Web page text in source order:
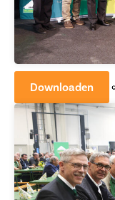
Downloaden